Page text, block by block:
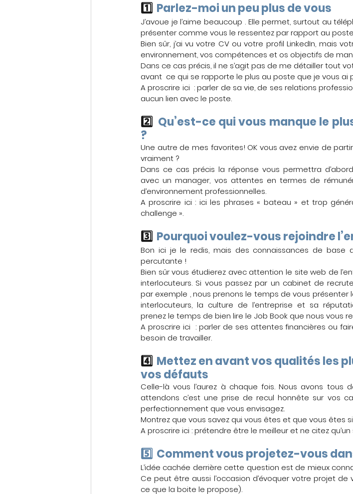
1️⃣ Parlez-moi un peu plus de vous
J’avoue je l’aime beaucoup . Elle permet, surtout au
présenter comme vous le ressentez par rapport au
Bien sûr, j’ai vu votre CV ou votre profil LinkedIn, mais
environnement, vos compétences et os objectifs de
Dans ce cas précis, il ne s’agit pas de me détailler tout
avant  ce qui se rapporte le plus au poste que je vous ai
A proscrire ici  : parler de sa vie, de ses relations
aucun lien avec le poste.
2️⃣ Qu’est-ce qui vous manque le
?
Une autre de mes favorites! OK vous avez envie de
vraiment ?
Dans ce cas précis la réponse vous permettra
avec un manager, vos attentes en termes de
d’environnement professionnelles.
A proscrire ici : ici les phrases « bateau » et trop
challenge ».
3️⃣ Pourquoi voulez-vous rejoindre
Bon ici je le redis, mais des connaissances de base
percutante !
Bien sûr vous étudierez avec attention le site web de
interlocuteurs. Si vous passez par un cabinet de
par exemple , nous prenons le temps de vous
interlocuteurs, la culture de l’entreprise et sa
prenez le temps de bien lire le Job Book que nous vous
A proscrire ici  : parler de ses attentes financières ou
besoin de travailler.
4️⃣ Mettez en avant vos qualités les
vos défauts
Celle-là vous l’aurez à chaque fois. Nous avons
attendons c’est une prise de recul honnête sur vos
perfectionnement que vous envisagez.
Montrez que vous savez qui vous êtes et que vous êtes
A proscrire ici : prétendre être le meilleur et ne citez
5️⃣  Comment vous projetez-vous
L’idée cachée derrière cette question est de mieux
Ce peut être aussi l’occasion d’évoquer votre projet
ce que la boite le propose).